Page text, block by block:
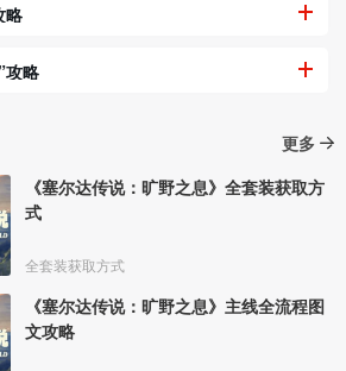
略
攻略
更多
《塞尔达传说：旷野之息》全套装获取方
式
全套装获取方式
《塞尔达传说：旷野之息》主线全流程图
文攻略